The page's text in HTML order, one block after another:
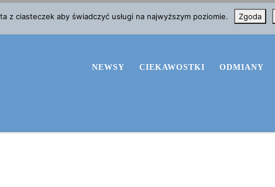
NEWSY CIEKAWOSTKI ODMIANY
z ciasteczek aby świadczyć usługi na najwyższym poziomie. Zgoda